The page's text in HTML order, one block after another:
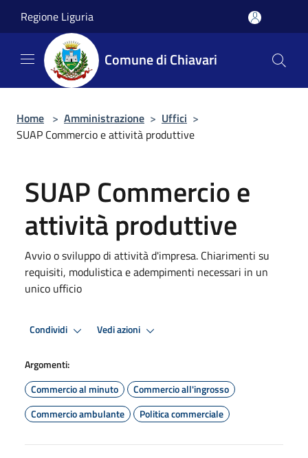
Regione Liguria
Comune di Chiavari
Home > Amministrazione > Uffici >
SUAP Commercio e attività produttive
SUAP Commercio e
attività produttive
Avvio o sviluppo di attività d'impresa. Chiarimenti su
requisiti, modulistica e adempimenti necessari in un
unico ufficio
Condividi Vedi azioni
Argomenti:
Commercio al minuto
Commercio all'ingrosso
Commercio ambulante
Politica commerciale